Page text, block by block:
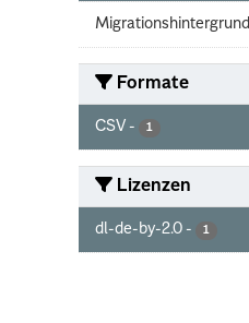
Migrationshintergrund
Formate
CSV - 1
Lizenzen
dl-de-by-2.0 - 1